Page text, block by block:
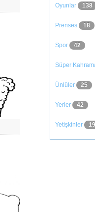
Oyunlar 138
Prenses 18
Spor 42
Süper
Ünlüler 25
Yerler 42
Yetişkinler 19